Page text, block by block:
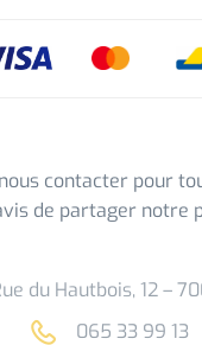
nous contacter pour
de partager notre
du Hautbois, 12 –
065 33 99 13